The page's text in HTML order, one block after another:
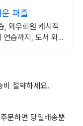
퍼즐
, 와우회원 캐시적
습까지, 도서 와우
비 절약하세요.
문하면 당일배송뿐